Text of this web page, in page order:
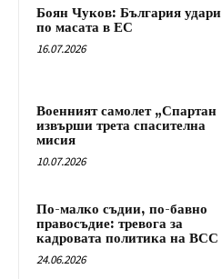
Боян Чуков: България удари
по масата в ЕС
16.07.2026
Военният самолет „Спартан
извърши трета спасителна
мисия
10.07.2026
По-малко съдии, по-бавно
правосъдие: тревога за
кадровата политика на ВСС
24.06.2026